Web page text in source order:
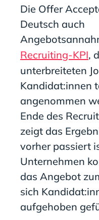
Die Offer
Deutsch auch
Recruiting-KPI,
unterbreiteten
Kandidat:innen
angenommen
Ende des
zeigt das
vorher passiert
Unternehmen
das Angebot
sich
aufgehoben